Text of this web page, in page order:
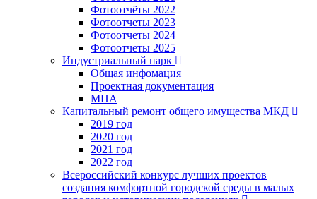
Фотоотчёты 2022
Фотоотчеты 2023
Фотоотчеты 2024
Фотоотчеты 2025
Индустриальный парк
Общая инфомация
Проектная документация
МПА
Капитальный ремонт общего имущества МКД
2019 год
2020 год
2021 год
2022 год
Всероссийский конкурс лучших проектов
создания комфортной городской среды в малых